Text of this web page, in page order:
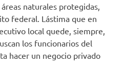
naturales protegidas,
federal. Lástima que en
local quede, siempre,
los funcionarios del
hacer un negocio privado